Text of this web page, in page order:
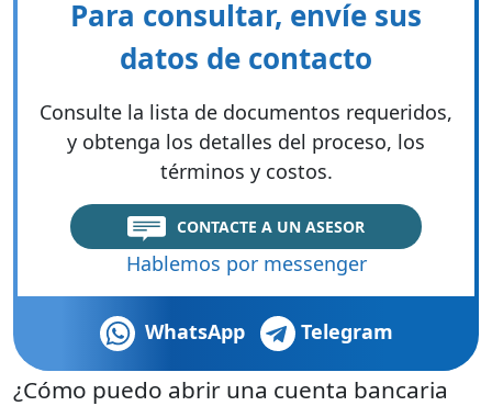
Para consultar, envíe sus
datos de contacto
Consulte la lista de documentos requeridos,
y obtenga los detalles del proceso, los
términos y costos.
CONTACTE A UN ASESOR
Hablemos por messenger
WhatsApp Telegram
¿Cómo puedo abrir una cuenta bancaria